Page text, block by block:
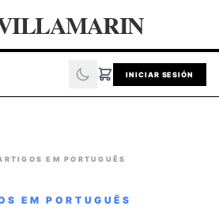
INICIAR SESIÓN
EM PORTUGUÊS
EM PORTUGUÊS